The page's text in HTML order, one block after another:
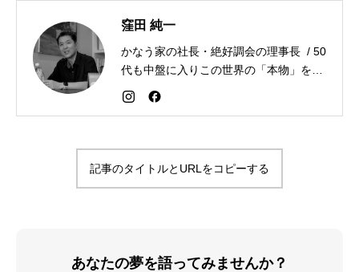
窪田 純一
かなう家の社長・絶好調会の理事長 / 50
代も中盤に入りこの世界の「本物」を追
求しながら「感謝が人生を変える」こと
を広める生き方を目指している。好きな
記事のタイトルとURLをコピーする
あなたの夢を語ってみませんか？